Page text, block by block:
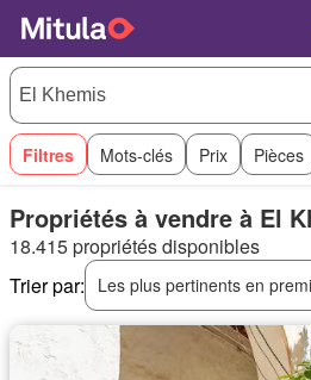
Filtres Mots-clés Prix Pièces
Propriétés à vendre à El
18.415 propriétés disponibles
Trier par:
Les plus pertinents en